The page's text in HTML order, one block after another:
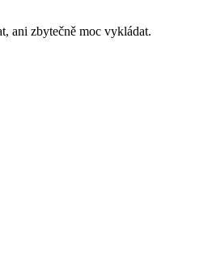
ani zbytečně moc vykládat.